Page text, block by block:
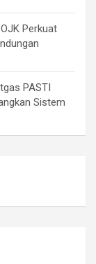
Perkuat
PASTI
Sistem